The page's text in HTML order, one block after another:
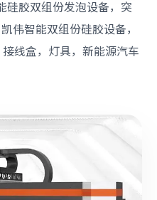
硅胶双组份发泡设备，突
伟智能双组份硅胶设备，
线盒，灯具，新能源汽车